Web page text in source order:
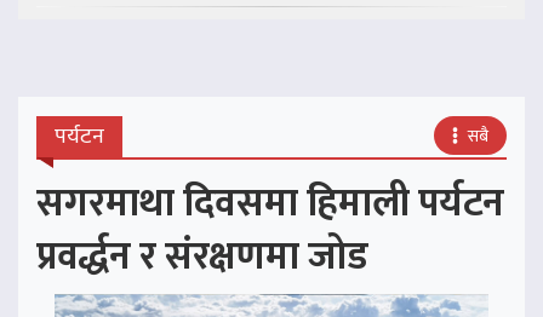
पर्यटन सबै
सगरमाथा दिवसमा हिमाली पर्यटन
प्रवर्द्धन र संरक्षणमा जोड